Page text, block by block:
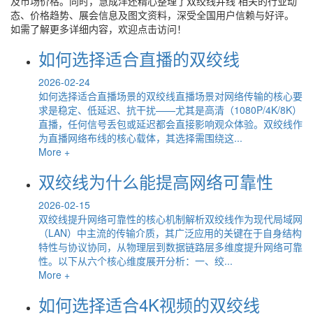
态、价格趋势、展会信息及图文资料，深受全国用户信赖与好评。
如需了解更多详细内容，欢迎点击访问！
如何选择适合直播的双绞线
2026-02-24
如何选择适合直播场景的双绞线直播场景对网络传输的核心要
求是稳定、低延迟、抗干扰——尤其是高清（1080P/4K/8K）
直播，任何信号丢包或延迟都会直接影响观众体验。双绞线作
为直播网络布线的核心载体，其选择需围绕这...
More +
双绞线为什么能提高网络可靠性
2026-02-15
双绞线提升网络可靠性的核心机制解析双绞线作为现代局域网
（LAN）中主流的传输介质，其广泛应用的关键在于自身结构
特性与协议协同，从物理层到数据链路层多维度提升网络可靠
性。以下从六个核心维度展开分析：一、绞...
More +
如何选择适合4K视频的双绞线